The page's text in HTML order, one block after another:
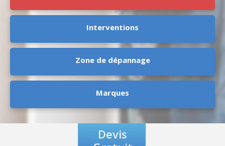
Interventions
Zone de dépannage
Marques
Devis